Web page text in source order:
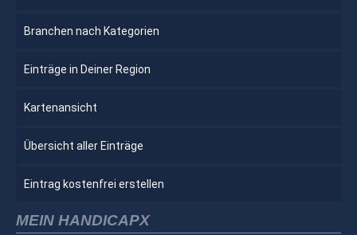
Branchen nach Kategorien
Einträge in Deiner Region
Kartenansicht
Übersicht aller Einträge
Eintrag kostenfrei erstellen
MEIN HANDICAPX